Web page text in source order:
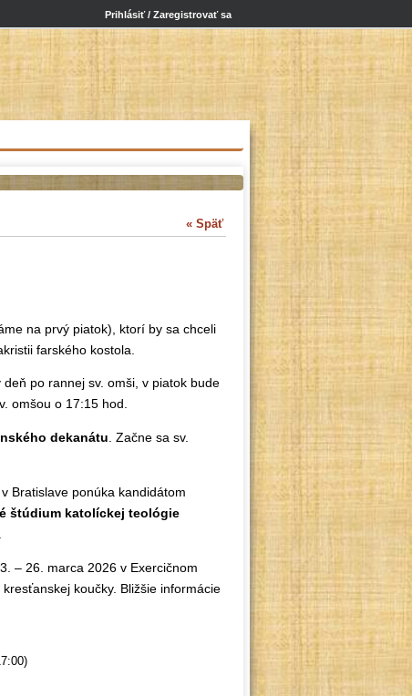
Prihlásiť / Zaregistrovať sa
« Späť
na prvý piatok), ktorí by sa chceli
farského kostola.
po rannej sv. omši, v piatok bude
omšou o 17:15 hod.
dekanátu. Začne sa sv.
Bratislave ponúka kandidátom
štúdium katolíckej teológie
– 26. marca 2026 v Exercičnom
koučky. Bližšie informácie